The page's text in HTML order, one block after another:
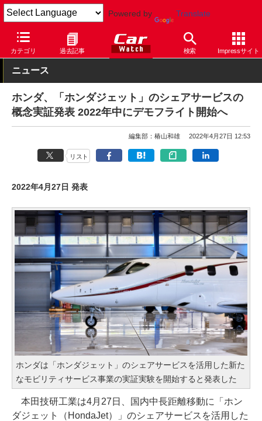
Powered by Translate
カテゴリ 過去記事 検索 Impressサイト
Car Watch 自動車 ホンダ
ニュース
ホンダ、「ホンダジェット」のシェアサービスの
概念実証発表 2022年中にデモフライト開始へ
編集部：椿山和雄 2022年4月27日 12:53
リスト
2022年4月27日 発表
ホンダは「ホンダジェット」のシェアサービスを活用した新た
なモビリティサービス事業の実証実験を開始すると発表した
本田技研工業は4月27日、国内中長距離移動に「ホン
ダジェット（HondaJet）」のシェアサービスを活用した